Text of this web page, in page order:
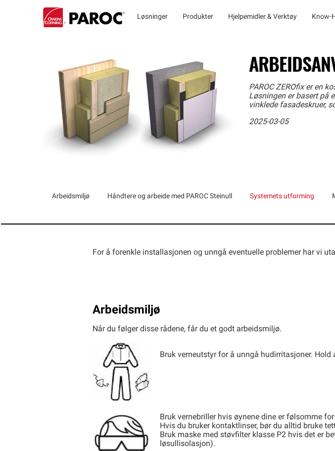
Løsninger Produkter Hjelpemidler & Verktøy Know-
PAROC ZEROfix er en
Løsningen er basert på
vinklede fasadeskruer,
2025-03-05
Arbeidsmiljø Håndtere og arbeide med PAROC Steinull Systemets utforming
For å forenkle installasjonen og unngå eventuelle problemer har vi
Arbeidsmiljø
Når du følger disse rådene, får du et godt arbeidsmiljø.
Bruk verneutstyr for å unngå hudirritasjoner.
Bruk vernebriller hvis øynene dine er følsomme
Hvis du bruker kontaktlinser, bør du alltid bruke
Bruk maske med støvfilter klasse P2 hvis det er
løsullisolasjon).